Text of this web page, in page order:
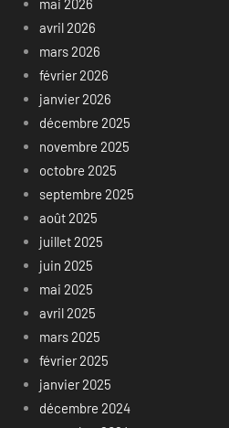
mai 2026
avril 2026
mars 2026
février 2026
janvier 2026
décembre 2025
novembre 2025
octobre 2025
septembre 2025
août 2025
juillet 2025
juin 2025
mai 2025
avril 2025
mars 2025
février 2025
janvier 2025
décembre 2024